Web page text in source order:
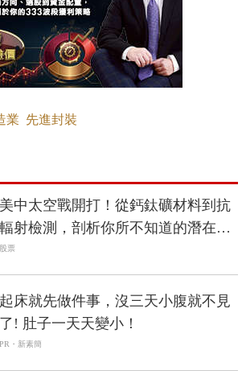
業 先進封裝
美中太空戰開打！從鈣鈦礦材料到抗
輻射檢測，剖析你所不知道的潛在獲
利密碼
股票
起床就先做件事，沒三天小腹就不見
了! 肚子一天天變小！
PR・新素簡